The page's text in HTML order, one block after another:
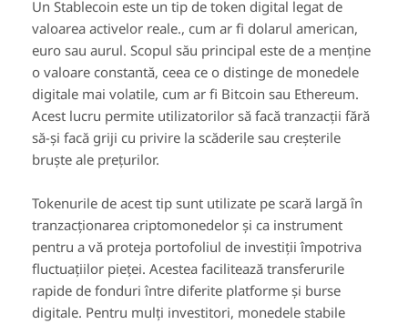
Un Stablecoin este un tip de token digital legat de
valoarea activelor reale., cum ar fi dolarul american,
euro sau aurul. Scopul său principal este de a menține
o valoare constantă, ceea ce o distinge de monedele
digitale mai volatile, cum ar fi Bitcoin sau Ethereum.
Acest lucru permite utilizatorilor să facă tranzacții fără
să-și facă griji cu privire la scăderile sau creșterile
bruște ale prețurilor.
Tokenurile de acest tip sunt utilizate pe scară largă în
tranzacționarea criptomonedelor și ca instrument
pentru a vă proteja portofoliul de investiții împotriva
fluctuațiilor pieței. Acestea facilitează transferurile
rapide de fonduri între diferite platforme și burse
digitale. Pentru mulți investitori, monedele stabile